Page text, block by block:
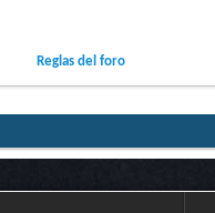
Reglas del foro